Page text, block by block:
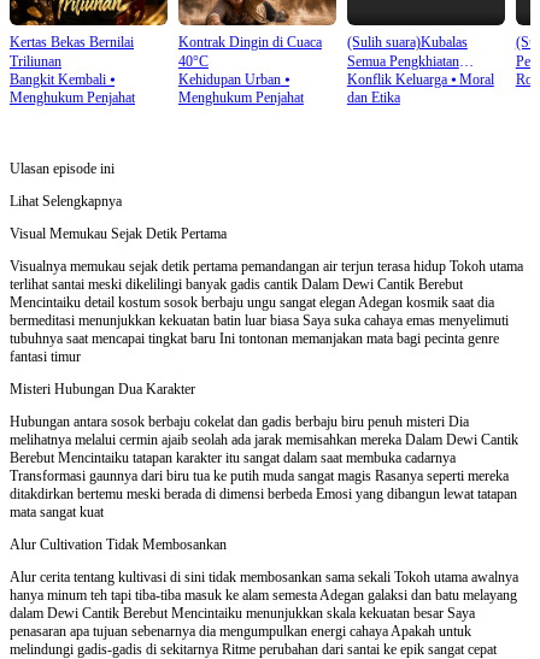
Kertas Bekas Bernilai
Triliunan
Bangkit Kembali ⦁
Menghukum Penjahat
Kontrak Dingin di Cuaca
40°C
Kehidupan Urban⦁
Menghukum Penjahat
(Sulih suara)Kubalas
Semua Pengkhiatan
Mereka
Konflik Keluarga⦁ Moral
dan Etika
Ulasan episode ini
Lihat Selengkapnya
Visual Memukau Sejak Detik Pertama
Visualnya memukau sejak detik pertama pemandangan air terjun terasa hidup Tokoh utama
terlihat santai meski dikelilingi banyak gadis cantik Dalam Dewi Cantik Berebut
Mencintaiku detail kostum sosok berbaju ungu sangat elegan Adegan kosmik saat dia
bermeditasi menunjukkan kekuatan batin luar biasa Saya suka cahaya emas menyelimuti
tubuhnya saat mencapai tingkat baru Ini tontonan memanjakan mata bagi pecinta genre
fantasi timur
Misteri Hubungan Dua Karakter
Hubungan antara sosok berbaju cokelat dan gadis berbaju biru penuh misteri Dia
melihatnya melalui cermin ajaib seolah ada jarak memisahkan mereka Dalam Dewi Cantik
Berebut Mencintaiku tatapan karakter itu sangat dalam saat membuka cadarnya
Transformasi gaunnya dari biru tua ke putih muda sangat magis Rasanya seperti mereka
ditakdirkan bertemu meski berada di dimensi berbeda Emosi yang dibangun lewat tatapan
mata sangat kuat
Alur Cultivation Tidak Membosankan
Alur cerita tentang kultivasi di sini tidak membosankan sama sekali Tokoh utama awalnya
hanya minum teh tapi tiba-tiba masuk ke alam semesta Adegan galaksi dan batu melayang
dalam Dewi Cantik Berebut Mencintaiku menunjukkan skala kekuatan besar Saya
penasaran apa tujuan sebenarnya dia mengumpulkan energi cahaya Apakah untuk
melindungi gadis-gadis di sekitarnya Ritme perubahan dari santai ke epik sangat cepat